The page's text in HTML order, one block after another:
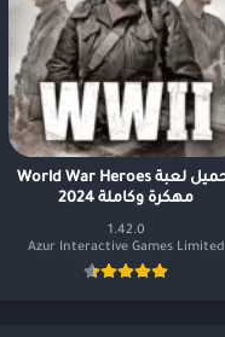
تحميل لعبة World War Heroes
مهكرة وكاملة 2024
1.42.0
Azur Interactive Games Limited